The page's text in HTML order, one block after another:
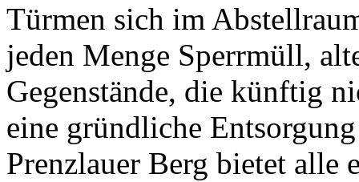
Türmen sich im
jeden Menge Sperrmüll,
Gegenstände, die künftig
eine gründliche
Prenzlauer Berg bietet alle